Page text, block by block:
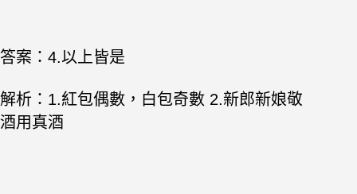
答案： 4.以上皆是
解析：1.紅包偶數，白包奇數 2.新郎新娘敬
酒用真酒